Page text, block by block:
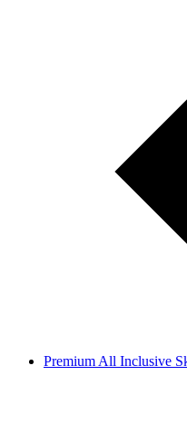
Premium All Inclusive